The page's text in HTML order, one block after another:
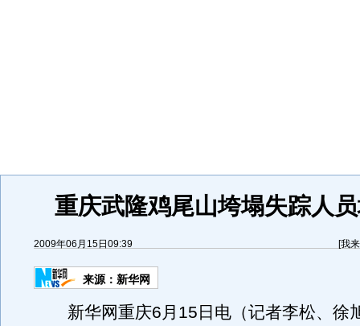
重庆武隆鸡尾山垮塌失踪人
2009年06月15日09:39 [我
来源： 新华网
新华网重庆6月15日电（记者李松、徐